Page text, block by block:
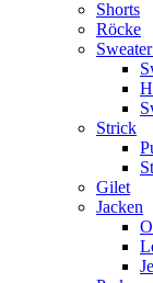
Shorts
Röcke
Strick
Gilet
Jacken